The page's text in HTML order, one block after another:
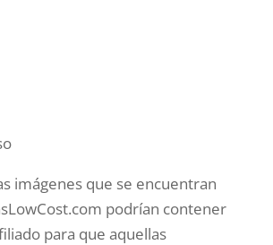
imágenes que se encuentran
podrían contener
para que aquellas